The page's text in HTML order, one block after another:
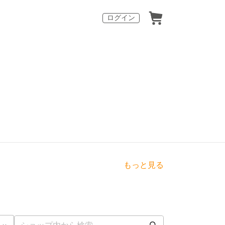
ログイン
もっと見る